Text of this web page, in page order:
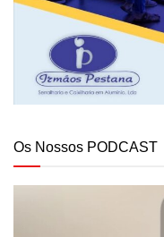
Os Nossos PODCAST